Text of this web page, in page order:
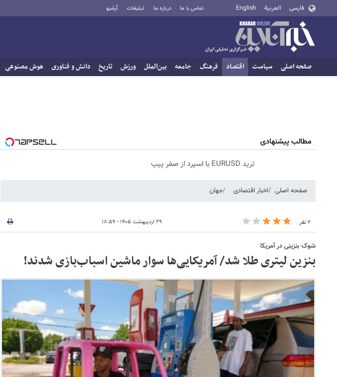
فارسی العربية English تماس با ما درباره ما تبلیغات آرشیو
صفحه اصلی سیاست اقتصاد فرهنگ جامعه بین‌الملل ورزش تاریخ دانش و فناوری هوش مصنوعی
مطالب پیشنهادی
ترید EURUSD با اسپرد از صفر پیپ
صفحه اصلی اخبار اقتصادی جهان
۲ نفر ۲۹ اردیبهشت ۱۴۰۵ - ۱۸:۵۹
شوک بنزینی در آمریکا
بنزین لیتری طلا شد/ آمریکایی‌ها سوار ماشین اسباب‌بازی شدند!